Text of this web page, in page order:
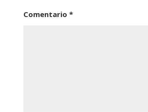
Comentario *